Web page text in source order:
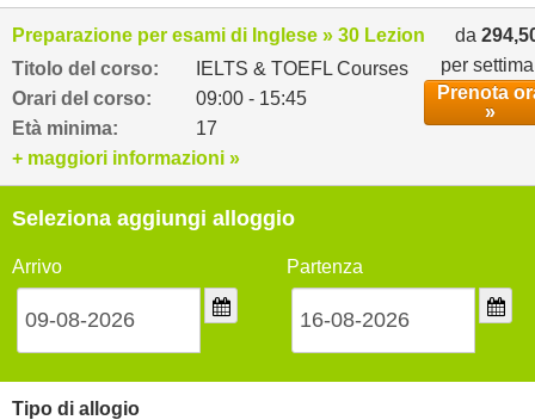
Preparazione per esami di Inglese » 30 Lezioni settimanali
Titolo del corso:
IELTS & TOEFL Courses
Orari del corso:
09:00 - 15:45
Età minima:
17
da
per
Prenota
»
+ maggiori informazioni »
Seleziona aggiungi alloggio
Arrivo Partenza
Tipo di allogio